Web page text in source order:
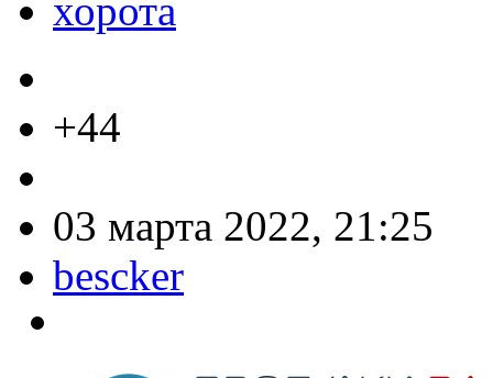
хорота
+44
03 марта 2022, 21:25
bescker